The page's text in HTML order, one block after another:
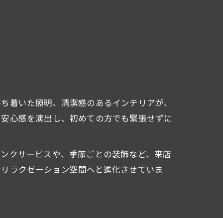
着いた照明、清潔感のあるインテリアが、
心感を演出し、初めての方でも緊張せずに
クサービスや、季節ごとの装飾など、来店
ラクゼーション空間へと進化させていま